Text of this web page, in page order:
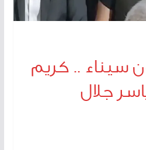
سيناء .. كريم
جلال